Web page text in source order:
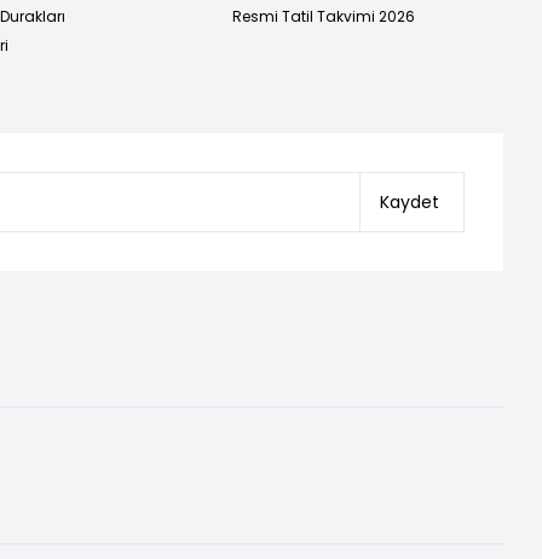
Resmi Tatil Takvimi 2026
Kaydet